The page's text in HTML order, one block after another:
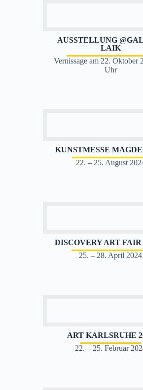
AUSSTELLUNG
LAIK
Vernissage am 22. Oktober
Uhr
KUNSTMESSE
22. – 25. August
DISCOVERY ART
25. – 28. April 2024
ART KARLSRUHE
22. – 25. Februar